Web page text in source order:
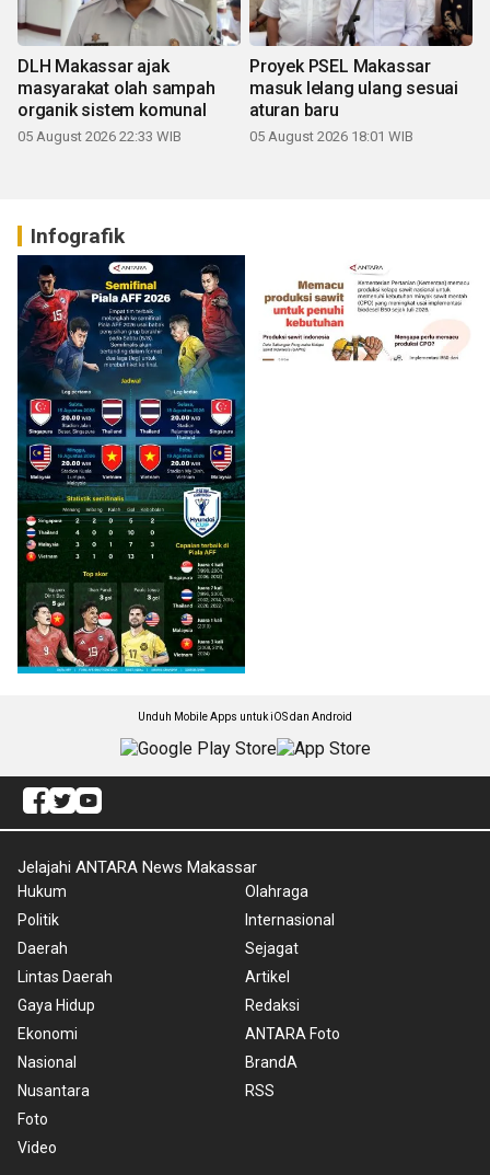
DLH Makassar ajak
masyarakat olah sampah
organik sistem komunal
05 August 2026 22:33 WIB
Proyek PSEL Makassar
masuk lelang ulang sesuai
aturan baru
05 August 2026 18:01 WIB
Infografik
Unduh Mobile Apps untuk iOS dan Android
Jelajahi ANTARA News Makassar
Hukum
Politik
Daerah
Lintas Daerah
Gaya Hidup
Ekonomi
Nasional
Nusantara
Foto
Video
Olahraga
Internasional
Sejagat
Artikel
Redaksi
ANTARA Foto
BrandA
RSS